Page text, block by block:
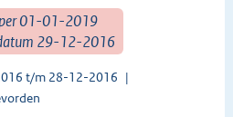
01-01-2019
29-12-2016
t/m 28-12-2016